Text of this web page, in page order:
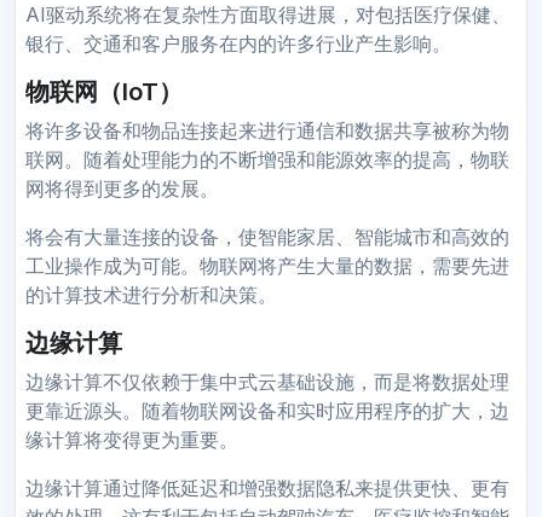
AI驱动系统将在复杂性方面取得进展，对包括医疗保健、
银行、交通和客户服务在内的许多行业产生影响。
物联网（IoT）
将许多设备和物品连接起来进行通信和数据共享被称为物
联网。随着处理能力的不断增强和能源效率的提高，物联
网将得到更多的发展。
将会有大量连接的设备，使智能家居、智能城市和高效的
工业操作成为可能。物联网将产生大量的数据，需要先进
的计算技术进行分析和决策。
边缘计算
边缘计算不仅依赖于集中式云基础设施，而是将数据处理
更靠近源头。随着物联网设备和实时应用程序的扩大，边
缘计算将变得更为重要。
边缘计算通过降低延迟和增强数据隐私来提供更快、更有